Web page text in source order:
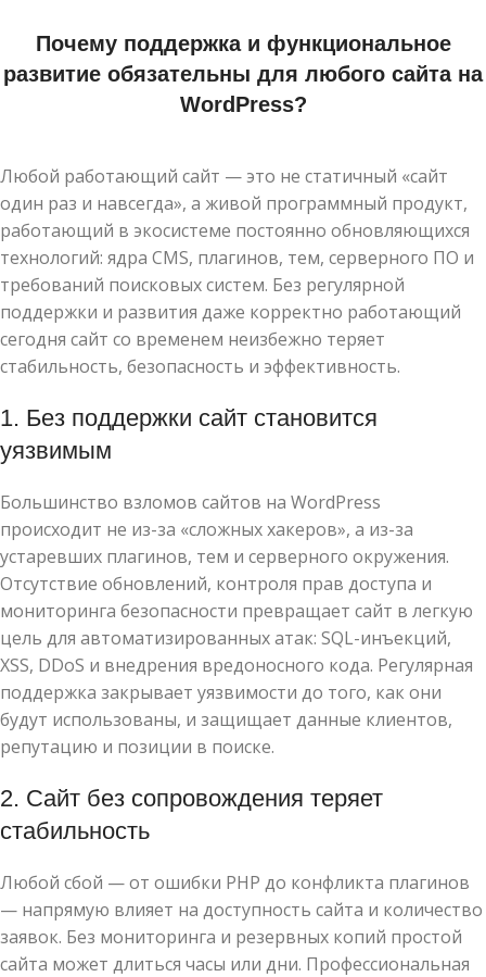
Почему поддержка и функциональное
развитие обязательны для любого сайта на
WordPress?
Любой работающий сайт — это не статичный «сайт
один раз и навсегда», а живой программный продукт,
работающий в экосистеме постоянно обновляющихся
технологий: ядра CMS, плагинов, тем, серверного ПО и
требований поисковых систем. Без регулярной
поддержки и развития даже корректно работающий
сегодня сайт со временем неизбежно теряет
стабильность, безопасность и эффективность.
1. Без поддержки сайт становится
уязвимым
Большинство взломов сайтов на WordPress
происходит не из-за «сложных хакеров», а из-за
устаревших плагинов, тем и серверного окружения.
Отсутствие обновлений, контроля прав доступа и
мониторинга безопасности превращает сайт в легкую
цель для автоматизированных атак: SQL-инъекций,
XSS, DDoS и внедрения вредоносного кода. Регулярная
поддержка закрывает уязвимости до того, как они
будут использованы, и защищает данные клиентов,
репутацию и позиции в поиске.
2. Сайт без сопровождения теряет
стабильность
Любой сбой — от ошибки PHP до конфликта плагинов
— напрямую влияет на доступность сайта и количество
заявок. Без мониторинга и резервных копий простой
сайта может длиться часы или дни. Профессиональная